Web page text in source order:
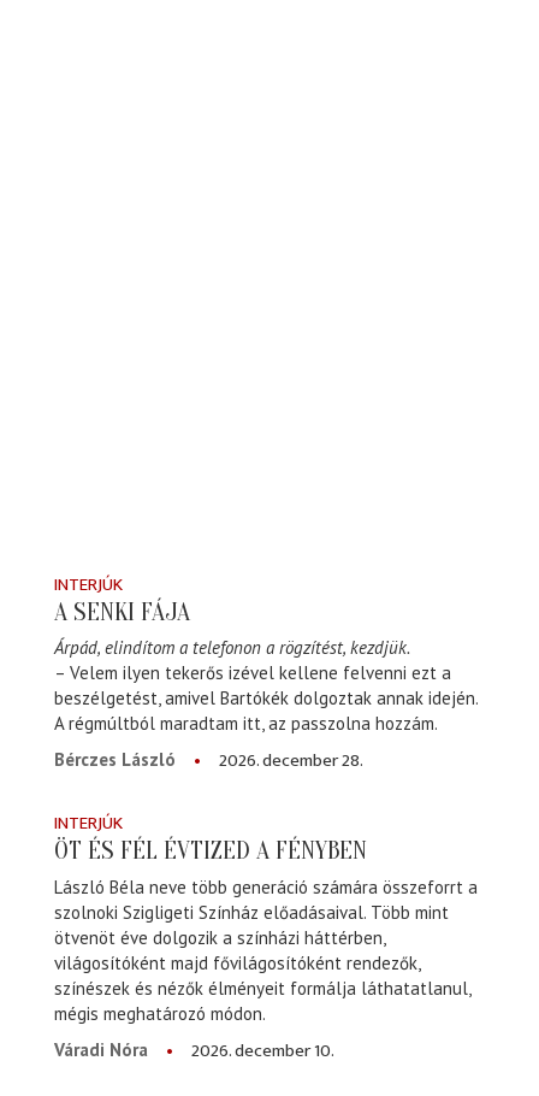
INTERJÚK
A SENKI FÁJA
Árpád, elindítom a telefonon a rögzítést, kezdjük.
– Velem ilyen tekerős izével kellene felvenni ezt a
beszélgetést, amivel Bartókék dolgoztak annak idején.
A régmúltból maradtam itt, az passzolna hozzám.
Bérczes László
2026. december 28.
INTERJÚK
ÖT ÉS FÉL ÉVTIZED A FÉNYBEN
László Béla neve több generáció számára összeforrt a
szolnoki Szigligeti Színház előadásaival. Több mint
ötvenöt éve dolgozik a színházi háttérben,
világosítóként majd fővilágosítóként rendezők,
színészek és nézők élményeit formálja láthatatlanul,
mégis meghatározó módon.
Váradi Nóra
2026. december 10.